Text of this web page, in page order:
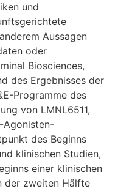
und
Aussagen
oder
Biosciences,
des Ergebnisses der
Programme des
von LMNL6511,
Agonisten-
des Beginns
klinischen Studien,
einer klinischen
der zweiten Hälfte